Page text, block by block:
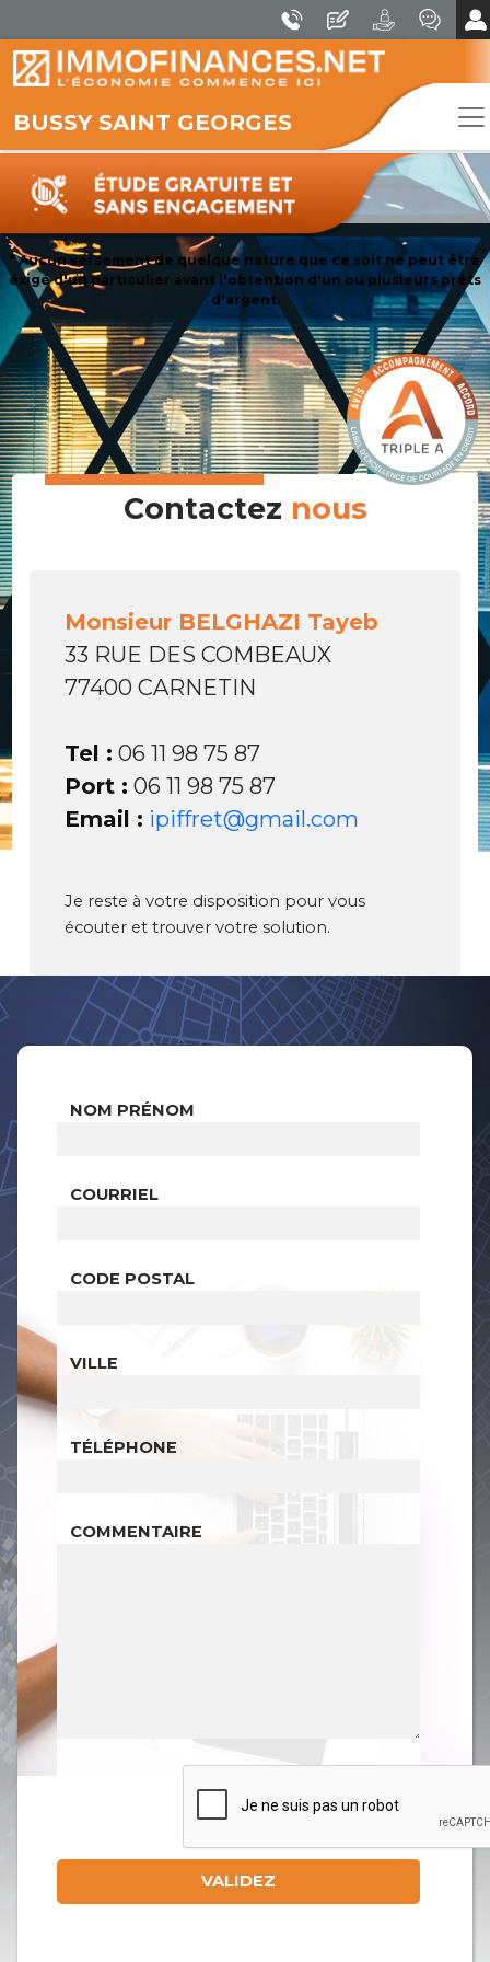
BUSSY SAINT GEORGES
* Aucun versement de quelque nature que ce soit ne peut être
éxigé d'un particulier avant l'obtention d'un ou plusieurs prêts
d'argent.
Contactez nous
Monsieur BELGHAZI Tayeb
33 RUE DES COMBEAUX
77400 CARNETIN
Tel : 06 11 98 75 87
Port : 06 11 98 75 87
Email : ipiffret@gmail.com
Je reste à votre disposition pour vous
écouter et trouver votre solution.
NOM PRÉNOM
COURRIEL
CODE POSTAL
VILLE
TÉLÉPHONE
COMMENTAIRE